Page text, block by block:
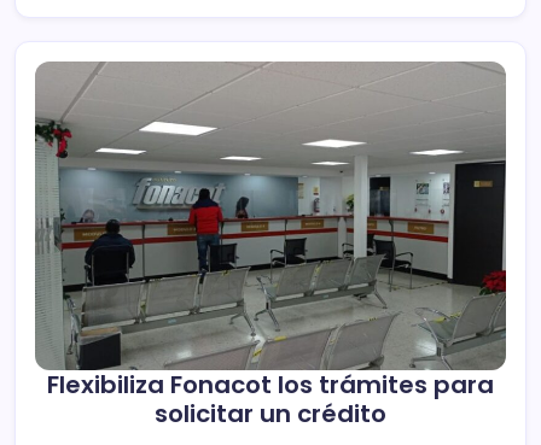
Flexibiliza Fonacot los trámites para
solicitar un crédito